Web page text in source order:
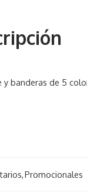
y banderas de 5
,Promocionales